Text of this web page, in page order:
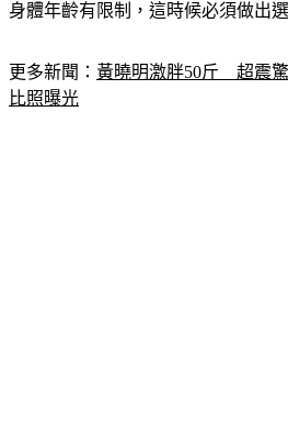
討論，父愛那一塊我真的沒辦法，
更多新聞：